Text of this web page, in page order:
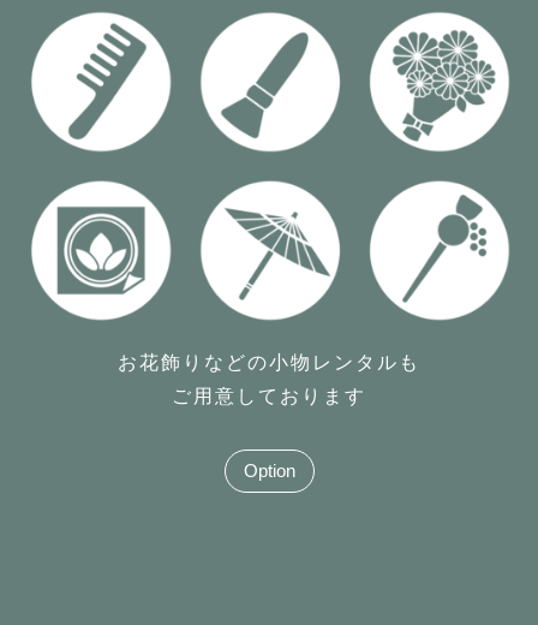
お花飾りなどの小物レンタルも
ご用意しております
Option